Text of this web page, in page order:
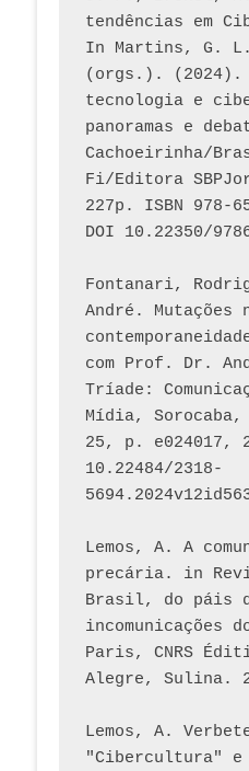
tendências em
In Martins, G.
(orgs.). (2024).
tecnologia e
panoramas e
Cachoeirinha/
Fi/Editora
227p. ISBN 978-
DOI 10.22350/
Fontanari,
André. Mutações
com Prof. Dr.
Tríade:
Mídia,
25, p. e024017,
10.22484/2318-
Lemos, A. A
precária. in
Brasil, do páis
incomunicações
Paris, CNRS
Lemos, A.
"Cibercultura" e